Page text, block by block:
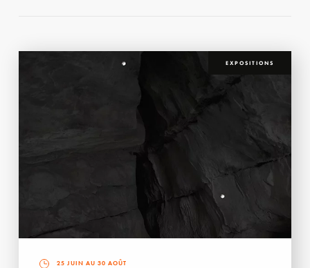
EXPOSITIONS
25 JUIN AU 30 AOÛT